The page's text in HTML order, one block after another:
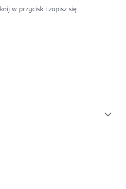
w przycisk i zapisz się